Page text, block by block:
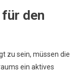
den
zu sein, müssen die
ein aktives